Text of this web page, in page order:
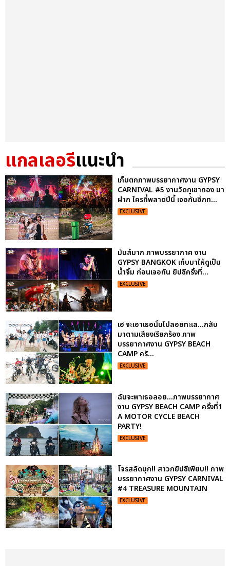
แกลเลอรีแนะนำ
เก็บตกภาพบรรยากาศงาน GYPSY
CARNIVAL #5 งานวัดภูเขาทอง มา
ฝาก ใครที่พลาดปีนี้ เจอกันอีกท...
EXCLUSIVE
มันส์มาก ภาพบรรยากาศ งาน
GYPSY BANGKOK เก็บมาให้ดูเป็น
น้ำจิ้ม ก่อนเจอกัน ยิปซีครั้งที่...
EXCLUSIVE
เฮ จะเอาเธอนั้นไปลอยทะเล...กลับ
มาตามเสียงเรียกร้อง ภาพ
บรรยากาศงาน GYPSY BEACH
CAMP ครั...
EXCLUSIVE
ฉันจะพาเธอลอย...ภาพบรรยากาศ
งาน GYPSY BEACH CAMP ครั้งที่1
A MOTOR CYCLE BEACH
PARTY!
EXCLUSIVE
โจรสลัดบุก!! สาวกยิปซีเพียบ!! ภาพ
บรรยากาศงาน GYPSY CARNIVAL
#4 TREASURE MOUNTAIN
EXCLUSIVE